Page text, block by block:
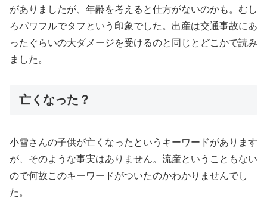
がありましたが、年齢を考えると仕方がないのかも。むし
ろパワフルでタフという印象でした。出産は交通事故にあ
ったぐらいの大ダメージを受けるのと同じとどこかで読み
ました。
亡くなった？
小雪さんの子供が亡くなったというキーワードがあります
が、そのような事実はありません。流産ということもない
ので何故このキーワードがついたのかわかりませんでし
た。